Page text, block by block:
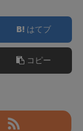
はてブ
コピー